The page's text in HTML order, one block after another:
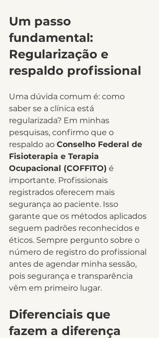
Um passo
fundamental:
Regularização e
respaldo profissional
Uma dúvida comum é: como
saber se a clínica está
regularizada? Em minhas
pesquisas, confirmo que o
respaldo ao Conselho Federal de
Fisioterapia e Terapia
Ocupacional (COFFITO) é
importante. Profissionais
registrados oferecem mais
segurança ao paciente. Isso
garante que os métodos aplicados
seguem padrões reconhecidos e
éticos. Sempre pergunto sobre o
número de registro do profissional
antes de agendar minha sessão,
pois segurança e transparência
vêm em primeiro lugar.
Diferenciais que
fazem a diferença